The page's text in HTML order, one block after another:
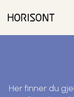
Her finner du